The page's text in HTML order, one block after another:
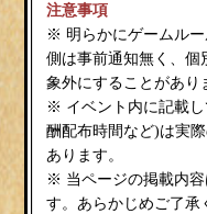
注意事項
※ 明らかにゲームル
側は事前通知無く、個
象外にすることがあり
※ イベント内に記載
酬配布時間など)は実
あります。
※ 当ページの掲載内容
す。あらかじめご了承